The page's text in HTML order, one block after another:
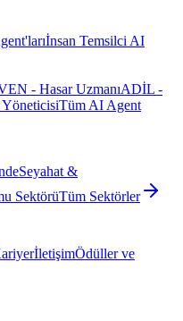
İnsan Temsilci AI
- Hasar UzmanıADİL -
Tüm AI Agent
Seyahat &
SektörüTüm Sektörler
İletişimÖdüller ve